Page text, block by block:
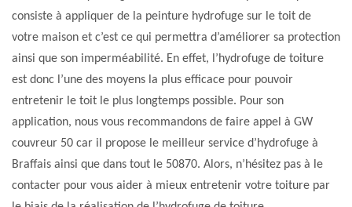
consiste à appliquer de la peinture hydrofuge sur le toit de
votre maison et c’est ce qui permettra d’améliorer sa protection
ainsi que son imperméabilité. En effet, l’hydrofuge de toiture
est donc l’une des moyens la plus efficace pour pouvoir
entretenir le toit le plus longtemps possible. Pour son
application, nous vous recommandons de faire appel à GW
couvreur 50 car il propose le meilleur service d’hydrofuge à
Braffais ainsi que dans tout le 50870. Alors, n’hésitez pas à le
contacter pour vous aider à mieux entretenir votre toiture par